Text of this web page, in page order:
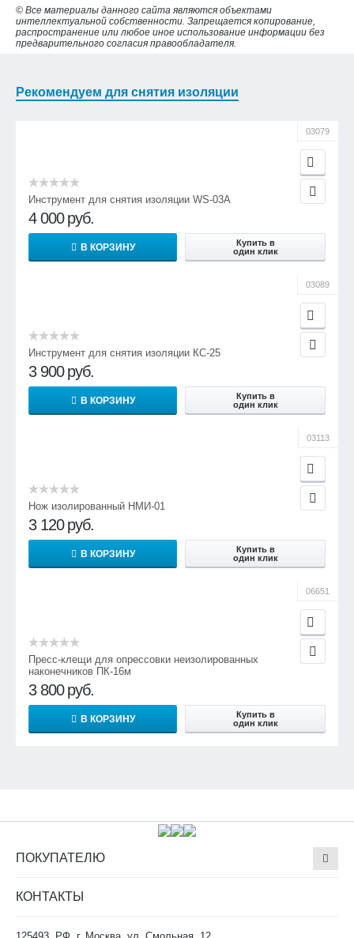
© Все материалы данного сайта являются объектами
интеллектуальной собственности. Запрещается копирование,
распространение или любое иное использование информации без
предварительного согласия правообладателя.
Рекомендуем для снятия изоляции
03079
Инструмент для снятия изоляции WS-03A
4 000 руб.
В КОРЗИНУ
Купить в
один клик
03089
Инструмент для снятия изоляции КС-25
3 900 руб.
В КОРЗИНУ
Купить в
один клик
03113
Нож изолированный НМИ-01
3 120 руб.
В КОРЗИНУ
Купить в
один клик
06651
Пресс-клещи для опрессовки неизолированных
наконечников ПК-16м
3 800 руб.
В КОРЗИНУ
Купить в
один клик
ПОКУПАТЕЛЮ
КОНТАКТЫ